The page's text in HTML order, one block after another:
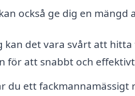
också ge dig en mängd
kan det vara svårt att
för att snabbt och
du ett fackmannamässigt